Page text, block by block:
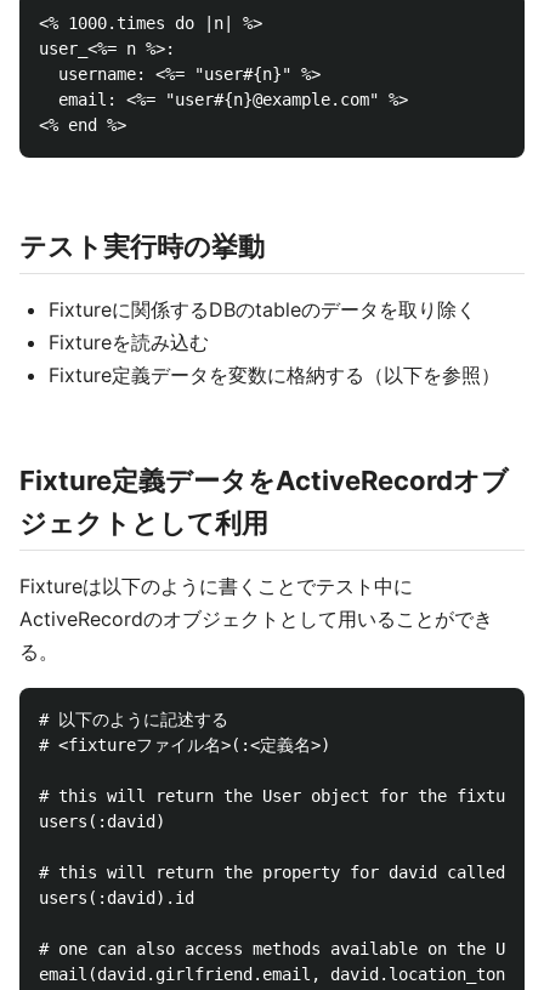
<% 1000.times do |n| %>
user_<%= n %>:
  username: <%= "user#{n}" %>
  email: <%= "user#{n}@example.com" %>
テスト実行時の挙動
Fixtureに関係するDBのtableのデータを取り除く
Fixtureを読み込む
Fixture定義データを変数に格納する（以下を参照）
Fixture定義データをActiveRecordオブ
ジェクトとして利用
Fixtureは以下のように書くことでテスト中に
ActiveRecordのオブジェクトとして用いることができ
る。
# 以下のように記述する
# <fixtureファイル名>(:<定義名>)
# this will return the User object for the fixture
users(:david)
# this will return the property for david called id
users(:david).id
# one can also access methods available on the User